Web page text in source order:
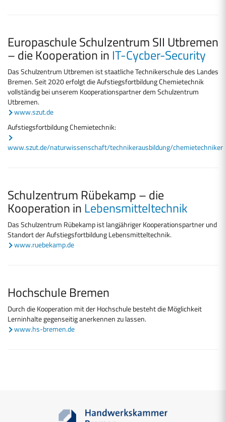
Europaschule Schulzentrum SII Utbremen
– die Kooperation in IT-Cycber-Security
Das Schulzentrum Utbremen ist staatliche Technikerschule des Landes
Bremen. Seit 2020 erfolgt die Aufstiegsfortbildung Chemietechnik
vollständig bei unserem Kooperationspartner dem Schulzentrum
Utbremen.
www.szut.de
Aufstiegsfortbildung Chemietechnik:
www.szut.de/naturwissenschaft/technikerausbildung/chemietechniker
Schulzentrum Rübekamp – die
Kooperation in Lebensmitteltechnik
Das Schulzentrum Rübekamp ist langjähriger Kooperationspartner und
Standort der Aufstiegsfortbildung Lebensmitteltechnik.
www.ruebekamp.de
Hochschule Bremen
Durch die Kooperation mit der Hochschule besteht die Möglichkeit
Lerninhalte gegenseitig anerkennen zu lassen.
www.hs-bremen.de